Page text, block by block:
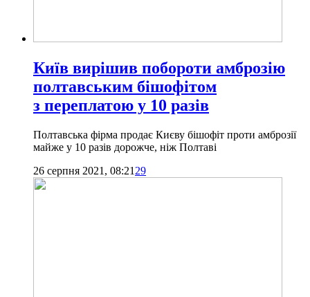
Київ вирішив побороти амброзію
полтавським бішофітом
з переплатою у 10 разів
Полтавська фірма продає Києву бішофіт проти амброзії
майже у 10 разів дорожче, ніж Полтаві
26 серпня 2021, 08:21 29